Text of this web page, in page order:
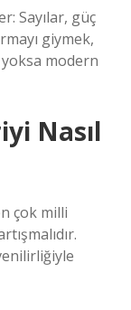
Sayılar, güç
giymek,
modern
Nasıl
çok milli